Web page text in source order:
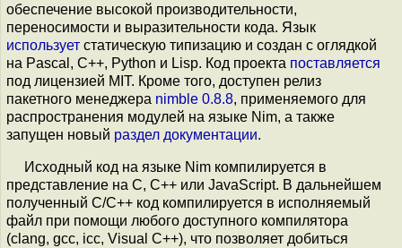
обеспечение высокой производительности,
переносимости и выразительности кода. Язык
использует статическую типизацию и создан с оглядкой
на Pascal, C++, Python и Lisp. Код проекта поставляется
под лицензией MIT. Кроме того, доступен релиз
пакетного менеджера nimble 0.8.8, применяемого для
распространения модулей на языке Nim, а также
запущен новый раздел документации.
Исходный код на языке Nim компилируется в
представление на C, C++ или JavaScript. В дальнейшем
полученный C/C++ код компилируется в исполняемый
файл при помощи любого доступного компилятора
(clang, gcc, icc, Visual C++), что позволяет добиться